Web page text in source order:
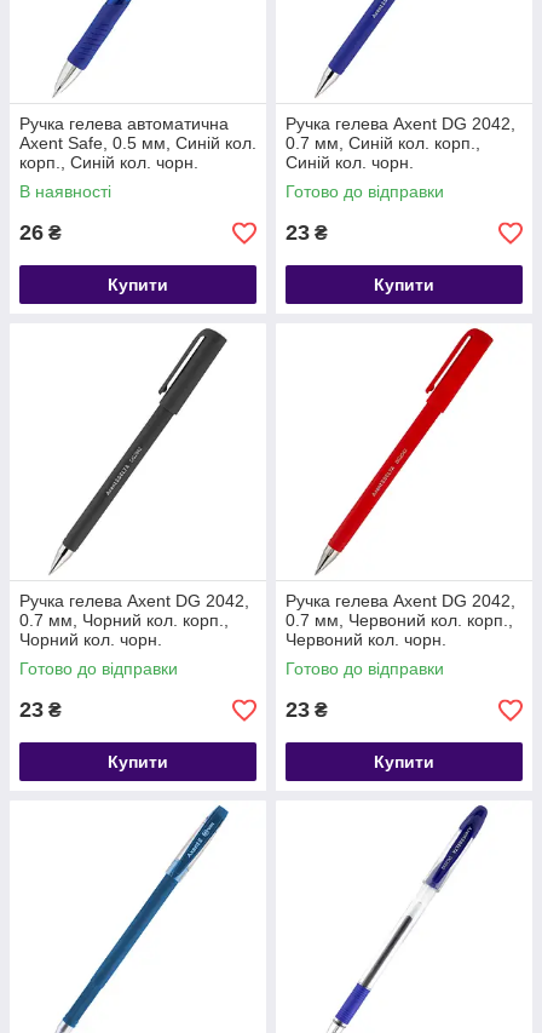
Ручка гелева автоматична
Axent Safe, 0.5 мм, Синій кол.
корп., Синій кол. чорн.
В наявності
26 ₴
Купити
Ручка гелева Axent DG 2042,
0.7 мм, Синій кол. корп.,
Синій кол. чорн.
Готово до відправки
23 ₴
Купити
Ручка гелева Axent DG 2042,
0.7 мм, Чорний кол. корп.,
Чорний кол. чорн.
Готово до відправки
23 ₴
Купити
Ручка гелева Axent DG 2042,
0.7 мм, Червоний кол. корп.,
Червоний кол. чорн.
Готово до відправки
23 ₴
Купити